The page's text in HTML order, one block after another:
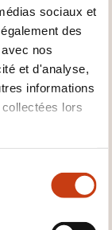
sociaux et
des
nos
et d'analyse,
informations
lors